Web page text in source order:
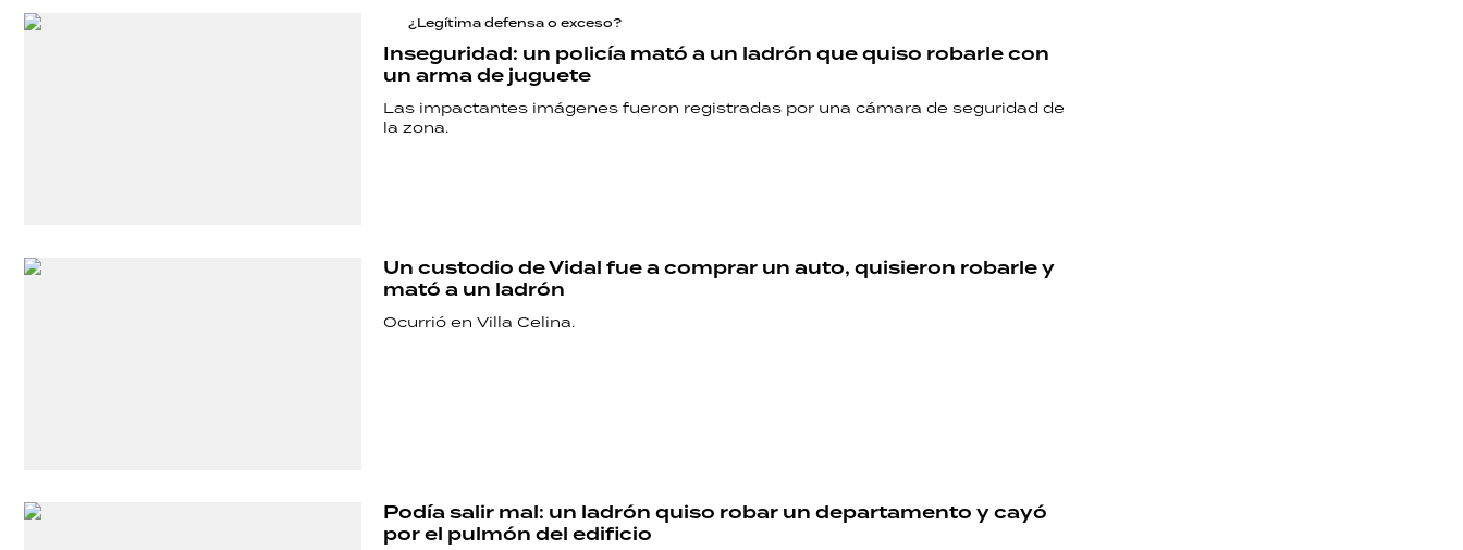
¿Legítima defensa o exceso?
Inseguridad: un policía mató a un ladrón que quiso robarle con
un arma de juguete
Las impactantes imágenes fueron registradas por una cámara de seguridad de
la zona.
Un custodio de Vidal fue a comprar un auto, quisieron robarle y
mató a un ladrón
Ocurrió en Villa Celina.
Podía salir mal: un ladrón quiso robar un departamento y cayó
por el pulmón del edificio